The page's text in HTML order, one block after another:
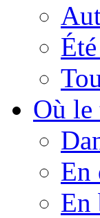
Où le
En
En